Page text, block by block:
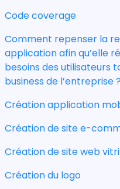
Code coverage
Comment repenser la
application afin qu’elle
besoins des utilisateurs
business de l’entreprise ?
Création application
Création de site e-
Création de site web
Création du logo